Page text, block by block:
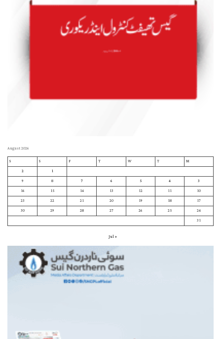
August 2026
M
T
W
T
F
S
S
1
2
3
4
5
6
7
8
9
10
11
12
13
14
15
16
17
18
19
20
21
22
23
24
25
26
27
28
29
30
31
« Jul